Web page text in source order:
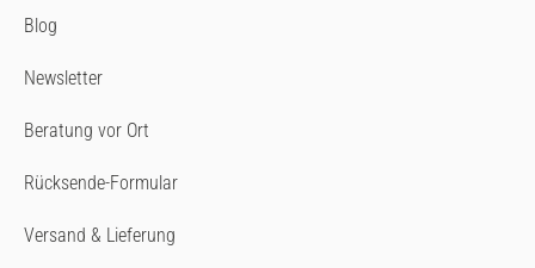
Blog
Newsletter
Beratung vor Ort
Rücksende-Formular
Versand & Lieferung